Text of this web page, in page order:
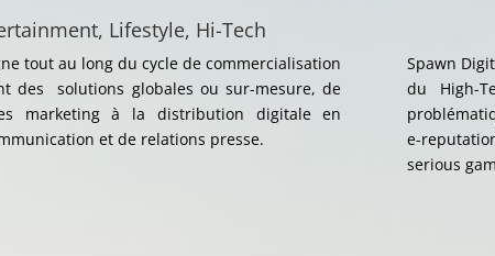
Lifestyle, Hi-Tech
tout au long du cycle de commercialisation
des solutions globales ou sur-mesure, de
marketing à la distribution digitale en
et de relations presse.
Spawn
du High-
e-
serious